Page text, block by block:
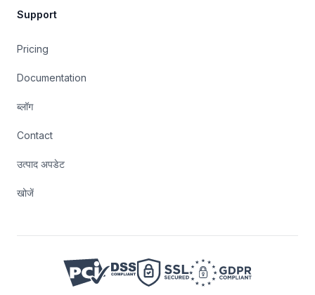
Support
Pricing
Documentation
ब्लॉग
Contact
उत्पाद अपडेट
खोजें